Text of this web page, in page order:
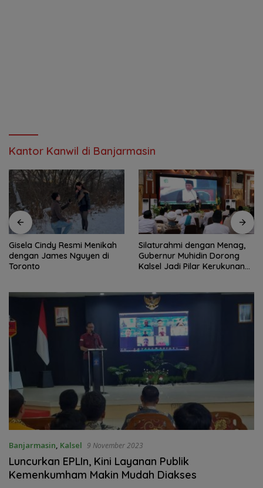
Kantor Kanwil di Banjarmasin
Gisela Cindy Resmi Menikah
dengan James Nguyen di
Toronto
Silaturahmi dengan Menag,
Gubernur Muhidin Dorong
Kalsel Jadi Pilar Kerukunan
Banjarmasin, Kalsel 9 November 2023
Luncurkan EPLIn, Kini Layanan Publik
Kemenkumham Makin Mudah Diakses